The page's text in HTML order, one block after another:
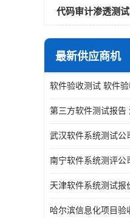
代码审计渗透测试
最新供应商机